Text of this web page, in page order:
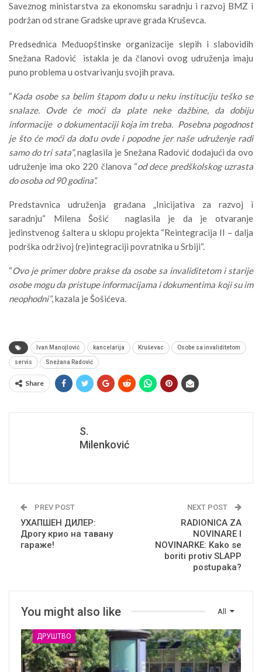
Saveznog ministarstva za ekonomsku saradnju i razvoj BMZ i
podržan od strane Gradske uprave grada Kruševca.
Predsednica Međuopštinske organizacije slepih i slabovidih
Snežana Radović istakla je da članovi ovog udruženja imaju
puno problema u ostvarivanju svojih prava.
“Kada osobe sa belim štapom dođu u neku instituciju teško se
snalaze. Ovde će moći da plate neke dažbine, da dobiju
informacije o dokumentaciji koja im treba. Posebna pogodnost
je što će moći da dođu ovde i popodne jer naše udruženje radi
samo do tri sata”, naglasila je Snežana Radović dodajući da ovo
udruženje ima oko 220 članova “od dece predškolskog uzrasta
do osoba od 90 godina”.
Predstavnica udruženja građana „Inicijativa za razvoj i
saradnju“ Milena Šošić naglasila je da je otvaranje
jedinstvenog šaltera u sklopu projekta “Reintegracija II – dalja
podrška održivoj (re)integraciji povratnika u Srbiji“.
“Ovo je primer dobre prakse da osobe sa invaliditetom i starije
osobe mogu da pristupe informacijama i dokumentima koji su im
neophodni”, kazala je Šošićeva.
Ivan Manojlović kancelarija Kruševac Osobe sa invaliditetom
servis Snežana Radović
Share
S.
Milenković
PREV POST
УХАПШЕН ДИЛЕР:
Дрогу крио на тавану
гараже!
NEXT POST
RADIONICA ZA
NOVINARE I
NOVINARKE: Kako se
boriti protiv SLAPP
postupaka?
All
You might also like
ДРУШТВО